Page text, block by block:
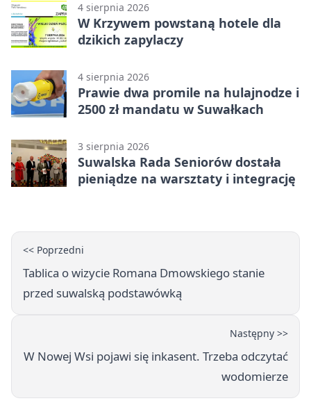
4 sierpnia 2026
W Krzywem powstaną hotele dla
dzikich zapylaczy
4 sierpnia 2026
Prawie dwa promile na hulajnodze i
2500 zł mandatu w Suwałkach
3 sierpnia 2026
Suwalska Rada Seniorów dostała
pieniądze na warsztaty i integrację
<< Poprzedni
Tablica o wizycie Romana Dmowskiego stanie
przed suwalską podstawówką
Następny >>
W Nowej Wsi pojawi się inkasent. Trzeba odczytać
wodomierze